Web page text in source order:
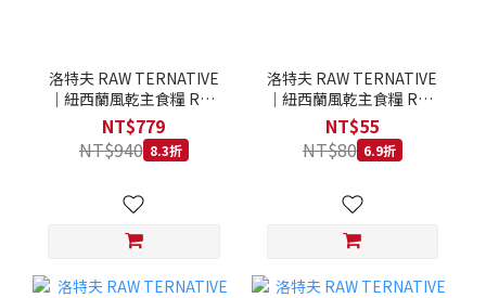
洛特夫 RAW TERNATIVE
｜紐西蘭風乾主食糧 RT3
羊肉 454g｜風乾主食糧 羊
肉 全齡犬 狗飼料
NT$779
NT$940 8.3折
洛特夫 RAW TERNATIVE
｜紐西蘭風乾主食糧 RT3
羊肉 25g｜風乾主食糧 羊
肉 全齡犬 狗飼料
NT$55
NT$80 6.9折